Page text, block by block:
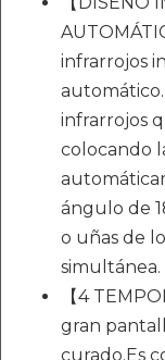
infrarrojos
infrarrojos
colocando
ángulo de
o uñas de
simultánea.
【4
gran
curado.Es